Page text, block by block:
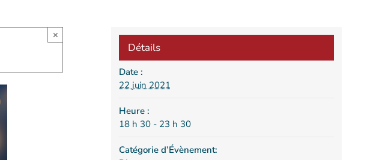
×
Détails
Date :
22 juin 2021
Heure :
18 h 30 - 23 h 30
Catégorie d’Évènement: